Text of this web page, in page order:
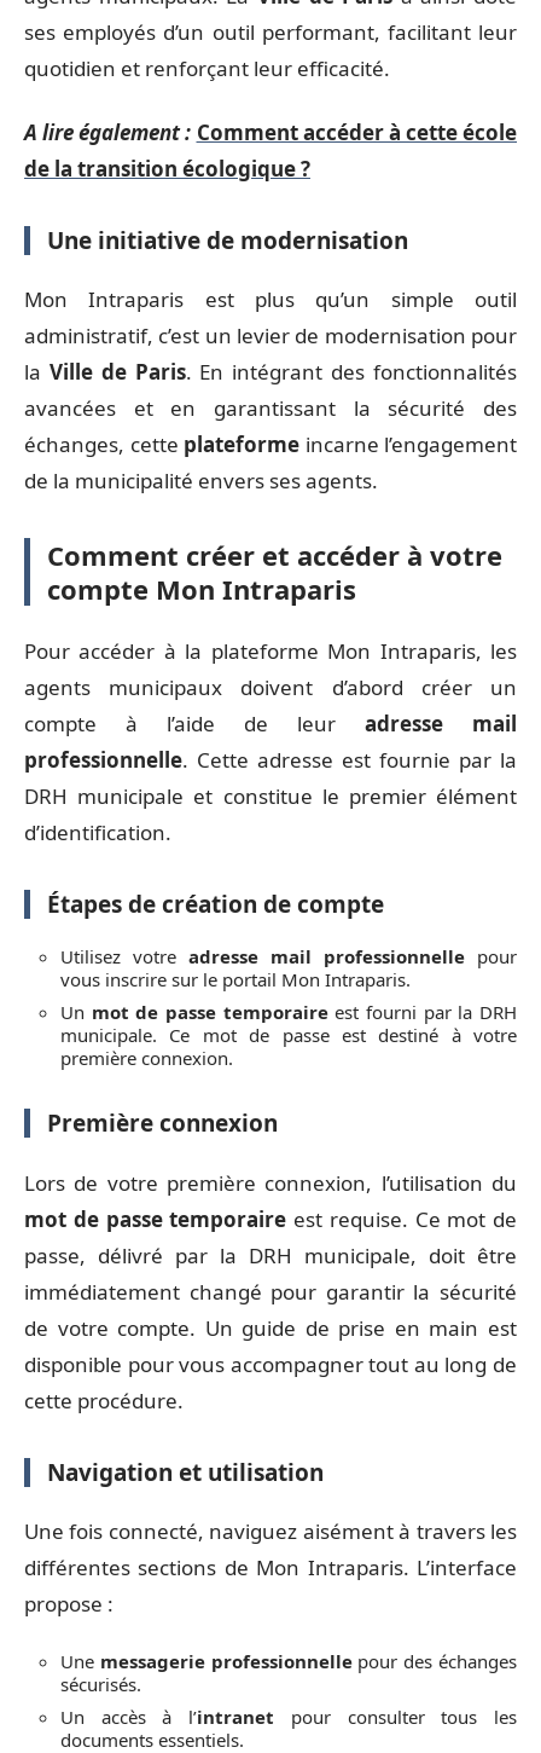
ses employés d’un outil performant, facilitant leur
quotidien et renforçant leur efficacité.
A lire également : Comment accéder à cette école
de la transition écologique ?
Une initiative de modernisation
Mon Intraparis est plus qu’un simple outil
administratif, c’est un levier de modernisation pour
la Ville de Paris. En intégrant des fonctionnalités
avancées et en garantissant la sécurité des
échanges, cette plateforme incarne l’engagement
de la municipalité envers ses agents.
Comment créer et accéder à votre
compte Mon Intraparis
Pour accéder à la plateforme Mon Intraparis, les
agents municipaux doivent d’abord créer un
compte à l’aide de leur adresse mail
professionnelle. Cette adresse est fournie par la
DRH municipale et constitue le premier élément
d’identification.
Étapes de création de compte
Utilisez votre adresse mail professionnelle pour
vous inscrire sur le portail Mon Intraparis.
Un mot de passe temporaireest fourni par la DRH
municipale. Ce mot de passe est destiné à votre
première connexion.
Première connexion
Lors de votre première connexion, l’utilisation du
mot de passe temporaire est requise. Ce mot de
passe, délivré par la DRH municipale, doit être
immédiatement changé pour garantir la sécurité
de votre compte. Un guide de prise en main est
disponible pour vous accompagner tout au long de
cette procédure.
Navigation et utilisation
Une fois connecté, naviguez aisément à travers les
différentes sections de Mon Intraparis. L’interface
propose :
Une messagerie professionnellepour des échanges
sécurisés.
Un accès à l’intranet pour consulter tous les
documents essentiels.